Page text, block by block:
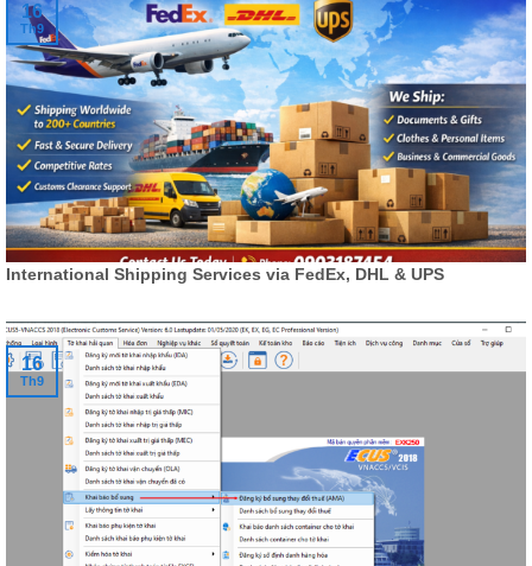
International Shipping Services via FedEx, DHL & UPS
16
Th9
16
Th9